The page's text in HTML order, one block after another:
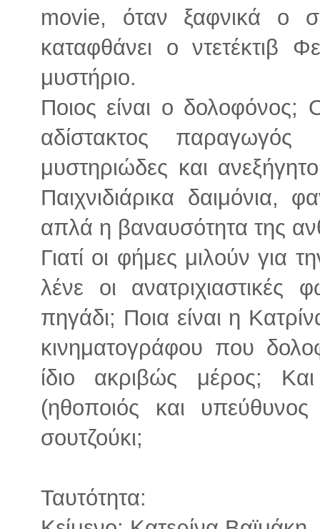
movie, όταν ξαφνικά ο
καταφθάνει ο ντετέκτιβ
μυστήριο.
Ποιος είναι ο δολοφόνος;
αδίστακτος
μυστηριώδες και
Παιχνιδιάρικα δαιμόνια,
απλά η βαναυσότητα της
Γιατί οι φήμες μιλούν για
λένε οι
πηγάδι; Ποια είναι η
κινηματογράφου που
ίδιο ακριβώς μέρος;
(ηθοποιός και
σουτζούκι;
Ταυτότητα: